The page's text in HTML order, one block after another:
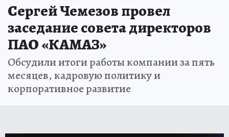
Сергей Чемезов провел
заседание совета директоров
ПАО «КАМАЗ»
Обсудили итоги работы компании за пять
месяцев, кадровую политику и
корпоративное развитие